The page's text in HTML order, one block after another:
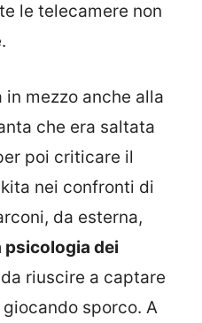
le telecamere non
in mezzo anche alla
che era saltata
poi criticare il
nei confronti di
da esterna,
psicologia dei
riuscire a captare
sporco. A